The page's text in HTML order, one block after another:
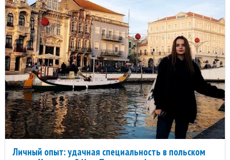
Личный опыт: удачная специальность в польском